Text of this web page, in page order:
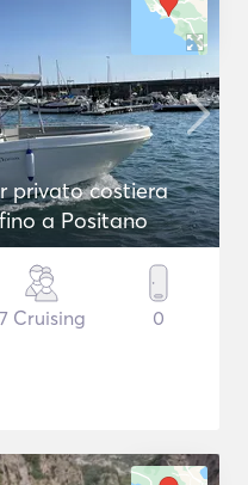
privato costiera
a Positano
7 Cruising 0